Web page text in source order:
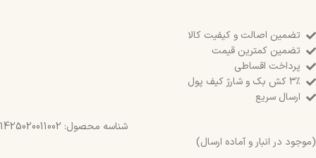
تضمین اصالت و کیفیت کالا
تضمین کمترین قیمت
پرداخت اقساطی
۳٪ کش بک و شارژ کیف پول
ارسال سریع
شناسه محصول: 1425020011002
(موجود در انبار و آماده ارسال)